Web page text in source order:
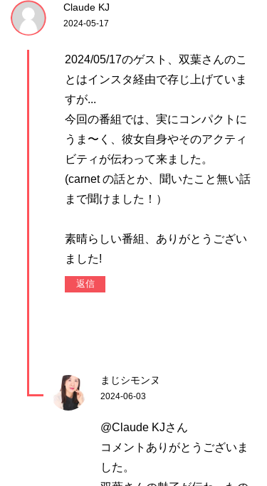
Claude KJ
2024-05-17
2024/05/17のゲスト、双葉さんのこ
とはインスタ経由で存じ上げていま
すが...
今回の番組では、実にコンパクトに
うま〜く、彼女自身やそのアクティ
ビティが伝わって来ました。
(carnet の話とか、聞いたこと無い話
まで聞けました！）
素晴らしい番組、ありがとうござい
ました!
返信
まじシモンヌ
2024-06-03
@Claude KJさん
コメントありがとうございま
した。